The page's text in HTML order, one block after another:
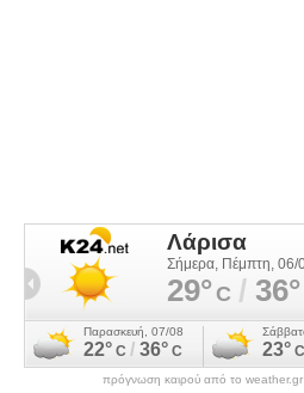
πρόγνωση καιρού από το weather.gr